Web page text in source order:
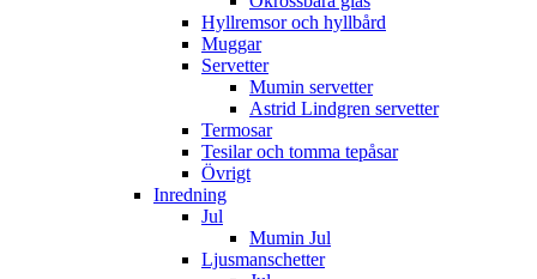
Hyllremsor och hyllbård
Muggar
Servetter
Mumin servetter
Astrid Lindgren servetter
Termosar
Tesilar och tomma tepåsar
Övrigt
Inredning
Jul
Mumin Jul
Ljusmanschetter